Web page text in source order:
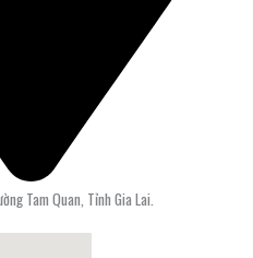
Tam Quan, Tỉnh Gia Lai.